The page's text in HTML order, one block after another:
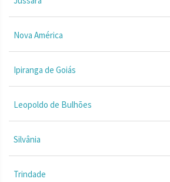
Nova América
Ipiranga de Goiás
Leopoldo de Bulhões
Silvânia
Trindade